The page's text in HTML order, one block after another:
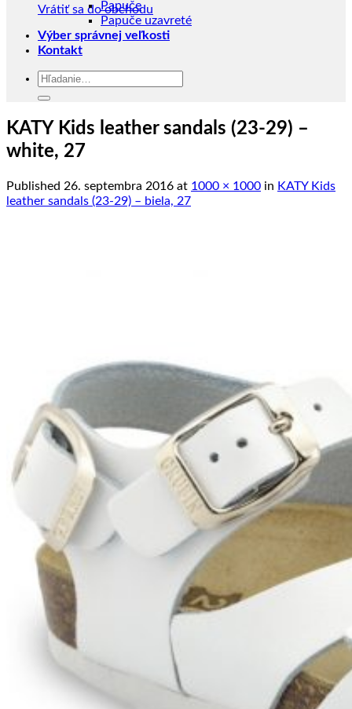
Vrátiť sa do obchodu
Papuče
Papuče uzavreté
Výber správnej veľkosti
Kontakt
Hľadať:
KATY Kids leather sandals (23-29) –
white, 27
Published 26. septembra 2016 at 1000 × 1000 in KATY Kids
leather sandals (23-29) – biela, 27